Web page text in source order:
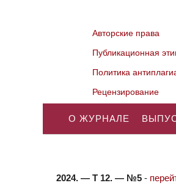
Авторские права
Публикационная
Политика
Рецензирование
О ЖУРНАЛЕ
2024. — Т 12. — №5 -